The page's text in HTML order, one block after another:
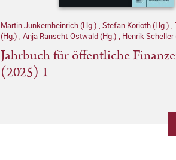
Martin Junkernheinrich (Hg.) , Stefan Korioth (Hg.) ,
(Hg.) , Anja Ranscht-Ostwald (Hg.) , Henrik Scheller
Jahrbuch für öffentliche
(2025) 1